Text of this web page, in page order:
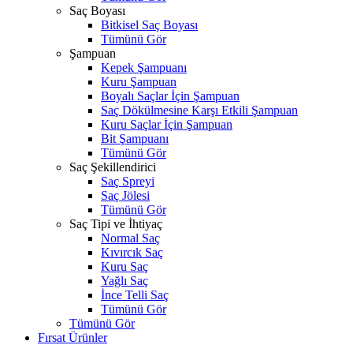
Saç Boyası
Bitkisel Saç Boyası
Tümünü Gör
Şampuan
Kepek Şampuanı
Kuru Şampuan
Boyalı Saçlar İçin Şampuan
Saç Dökülmesine Karşı Etkili Şampuan
Kuru Saçlar İçin Şampuan
Bit Şampuanı
Tümünü Gör
Saç Şekillendirici
Saç Spreyi
Saç Jölesi
Tümünü Gör
Saç Tipi ve İhtiyaç
Normal Saç
Kıvırcık Saç
Kuru Saç
Yağlı Saç
İnce Telli Saç
Tümünü Gör
Tümünü Gör
Fırsat Ürünler